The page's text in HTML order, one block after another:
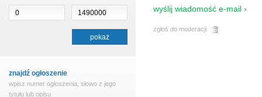
znajdź ogłoszenie
wpisz numer ogłoszenia, słowo z jego
tytułu lub opisu
wyślij wiadomość e-mail ›
zgłoś do moderacji